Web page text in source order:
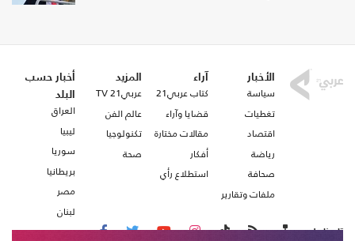
الأخبار
سياسة
تغطيات
اقتصاد
رياضة
صحافة
ملفات وتقارير
آراء
كتاب عربي21
قضايا وآراء
مقالات مختارة
أفكار
استطلاع رأي
المزيد
عربي21 TV
عالم الفن
تكنولوجيا
صحة
أخبار حسب
البلد
العراق
ليبيا
سوريا
بريطانيا
مصر
لبنان
تابعنا على